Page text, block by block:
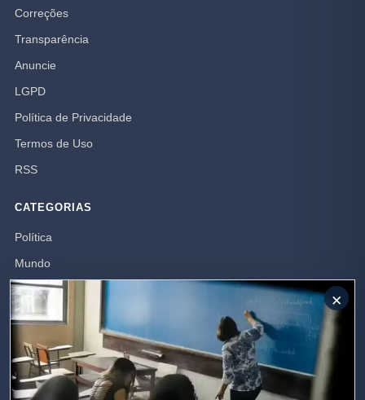
Correções
Transparência
Anuncie
LGPD
Política de Privacidade
Termos de Uso
RSS
CATEGORIAS
Política
Mundo
Campos dos Goytacazes
Brasil
Opinião
Polícia
Rio de Janeiro
×